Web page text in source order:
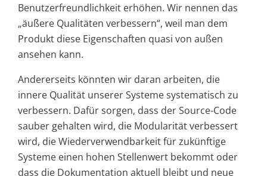
Benutzerfreundlichkeit erhöhen. Wir nennen das
„äußere Qualitäten verbessern“, weil man dem
Produkt diese Eigenschaften quasi von außen
ansehen kann.
Andererseits könnten wir daran arbeiten, die
innere Qualität unserer Systeme systematisch zu
verbessern. Dafür sorgen, dass der Source-Code
sauber gehalten wird, die Modularität verbessert
wird, die Wiederverwendbarkeit für zukünftige
Systeme einen hohen Stellenwert bekommt oder
dass die Dokumentation aktuell bleibt und neue